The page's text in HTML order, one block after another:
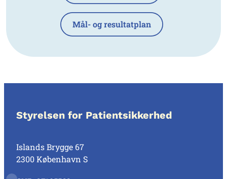
Mål- og resultatplan
Styrelsen for Patientsikkerhed
Islands Brygge 67
2300 København S